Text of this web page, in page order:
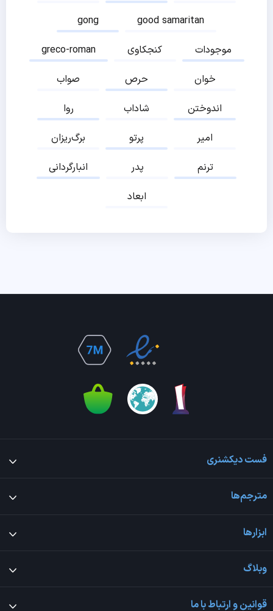
gong
good samaritan
greco-roman
کنجکاوی
موجودات
صواب
حرص
خوان
روا
شاداب
اندوختن
برگ‌ریزان
پرتو
امیر
انبارگردانی
پدر
ترنم
ابعاد
فست دیکشنری
مترجم‌ها
ابزارها
وبلاگ
قوانین و ارتباط با ما